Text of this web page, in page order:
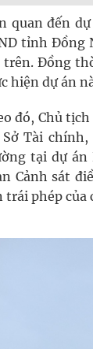
quan đến
tỉnh Đồng
trên. Đồng
hiện dự án
đó, Chủ
Tài
tại dự án
Cảnh sát
trái phép của